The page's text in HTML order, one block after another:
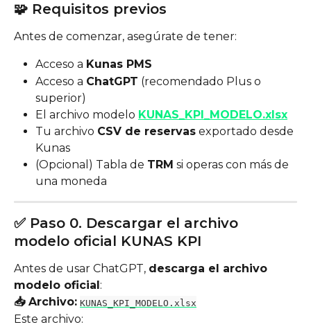
🧩 Requisitos previos
Antes de comenzar, asegúrate de tener:
Acceso a Kunas PMS
Acceso a ChatGPT (recomendado Plus o
superior)
El archivo modelo KUNAS_KPI_MODELO.xlsx
Tu archivo CSV de reservas exportado desde
Kunas
(Opcional) Tabla de TRM si operas con más de
una moneda
✅ Paso 0. Descargar el archivo
modelo oficial KUNAS KPI
Antes de usar ChatGPT, descarga el archivo
modelo oficial :
📥 Archivo: KUNAS_KPI_MODELO.xlsx
Este archivo: